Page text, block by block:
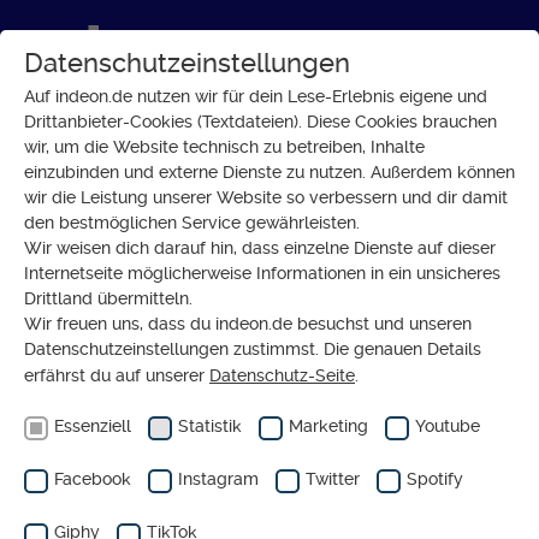
GLAUBE
Beim zweiten Corona-
Weihnachten einander im
Blick behalten
Datenschutzeinstellungen
Auf indeon.de nutzen wir für dein Lese-Erlebnis eigene und
Drittanbieter-Cookies (Textdateien). Diese Cookies brauchen
wir, um die Website technisch zu betreiben, Inhalte
einzubinden und externe Dienste zu nutzen. Außerdem können
wir die Leistung unserer Website so verbessern und dir damit
den bestmöglichen Service gewährleisten.
Wir weisen dich darauf hin, dass einzelne Dienste auf dieser
Internetseite möglicherweise Informationen in ein unsicheres
Drittland übermitteln.
Wir freuen uns, dass du indeon.de besuchst und unseren
Datenschutzeinstellungen zustimmst. Die genauen Details
erfährst du auf unserer Datenschutz-Seite
Essenziell Statistik Marketing Youtube
Facebook Instagram Twitter Spotify
Giphy TikTok